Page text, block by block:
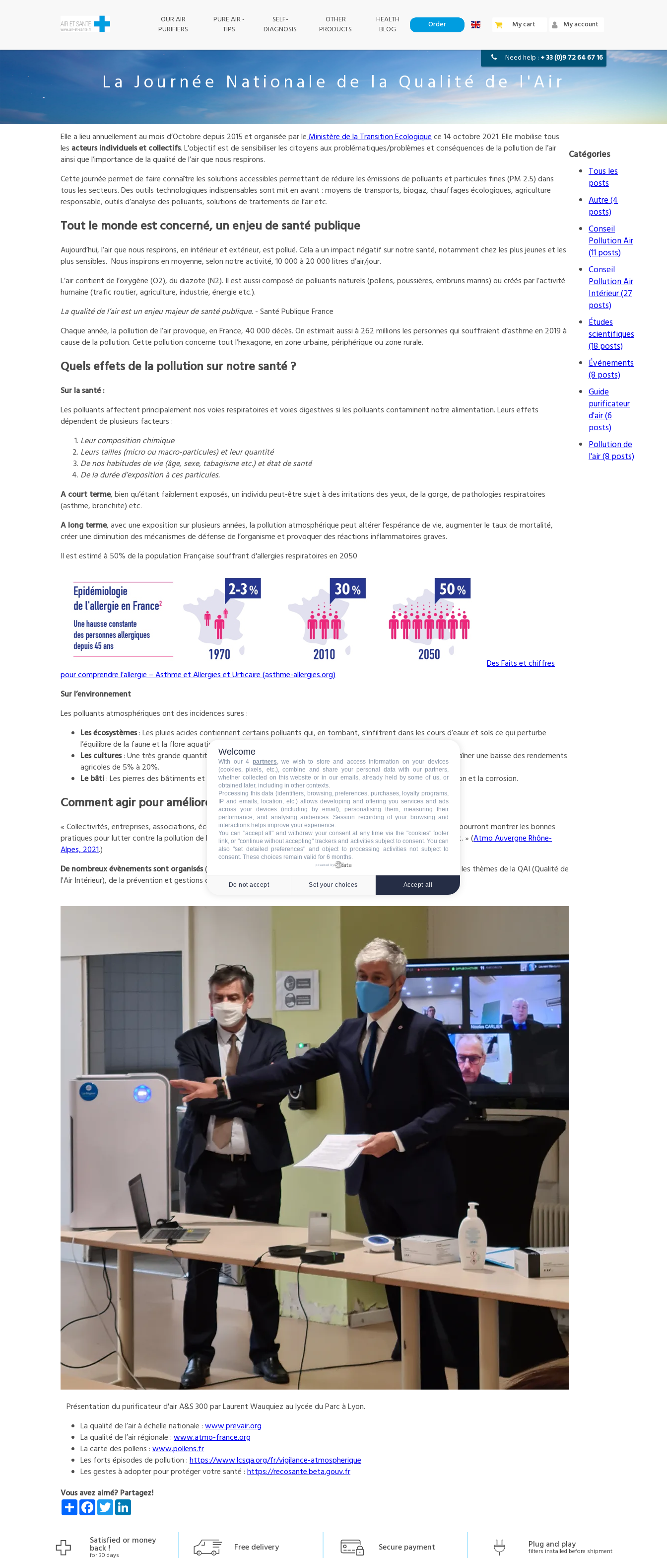
La Journée Nationale de la Qualité de l'Air
Elle a lieu annuellement au mois d’Octobre depuis 2015 et organisée par leMinistère de la Transition Ecologiquece 14 octobre 2021. Elle mobilise tous
les acteurs individuels et collectifs. L'objectif est de sensibiliser les citoyens aux problématiques/problèmes et conséquences de la pollution de l’air
ainsi que l’importance de la qualité de l’air que nous respirons.
Cette journée permet de faire connaître les solutions accessibles permettant de réduire les émissions de polluants et particules fines (PM 2.5) dans
tous les secteurs. Des outils technologiques indispensables sont mit en avant : moyens de transports, biogaz, chauffages écologiques, agriculture
responsable, outils d’analyse des polluants, solutions de traitements de l’air etc.
Tout le monde est concerné, un enjeu de santé publique
Aujourd’hui, l’air que nous respirons, en intérieur et extérieur, est pollué. Cela a un impact négatif sur notre santé, notamment chez les plus jeunes et les
plus sensibles. Nous inspirons en moyenne, selon notre activité, 10 000 à 20 000 litres d’air/jour.
L’air contient de l’oxygène (O2), du diazote (N2). Il est aussi composé de polluants naturels (pollens, poussières, embruns marins) ou créés par l’activité
humaine (trafic routier, agriculture, industrie, énergie etc.).
La qualité de l’air est un enjeu majeur de santé publique.- Santé Publique France
Chaque année, la pollution de l’air provoque, en France, 40 000 décès. On estimait aussi à 262 millions les personnes qui souffraient d’asthme en 2019 à
cause de la pollution. Cette pollution concerne tout l’hexagone, en zone urbaine, périphérique ou zone rurale.
Quels effets de la pollution sur notre santé ?
Sur la santé :
Les polluants affectent principalement nos voies respiratoires et voies digestives si les polluants contaminent notre alimentation. Leurs effets
dépendent de plusieurs facteurs :
Leur composition chimique
Leurs tailles (micro ou macro-particules) et leur quantité
De nos habitudes de vie (âge, sexe, tabagisme etc.) et état de santé
De la durée d’exposition à ces particules.
A court terme, bien qu’étant faiblement exposés, un individu peut-être sujet à des irritations des yeux, de la gorge, de pathologies respiratoires
(asthme, bronchite) etc.
A long terme, avec une exposition sur plusieurs années, la pollution atmosphérique peut altérer l’espérance de vie, augmenter le taux de mortalité,
créer une diminution des mécanismes de défense de l’organisme et provoquer des réactions inflammatoires graves.
Il est estimé à 50% de la population Française souffrant d'allergies respiratoires en 2050
Des Faits et chiffres
pour comprendre l’allergie – Asthme et Allergies et Urticaire (asthme-allergies.org)
Sur l’environnement
Les polluants atmosphériques ont des incidences sures :
Les écosystèmes: Les pluies acides contiennent certains polluants qui, en tombant, s’infiltrent dans les cours d’eaux et sols ce qui perturbe
l’équilibre de la faune et la flore aquatique.
Les cultures: Une très grande quantité d’ozone abîme les feuilles des arbres ou autres végétaux ce qui peut entraîner une baisse des rendements
agricoles de 5% à 20%.
Le bâti: Les pierres des bâtiments et monuments faits en pierre, ciment et verre noircissent à cause de l’oxydation et la corrosion.
Comment agir pour améliorer la qualité de l’air ?
« Collectivités, entreprises, associations, écoles, citoyens sont invités à organiser et à participer à des évènements qui pourront montrer les bonnes
pratiques pour lutter contre la pollution de l'air : conférences, portes-ouvertes, expositions, expérimentations, jeux, etc. » (Atmo Auvergne Rhône-
Alpes, 2021.)
De nombreux évènements sont organisés(webinars, conférences) pour comprendre et échanger avec des experts sur les thèmes de la QAI (Qualité de
l'Air Intérieur), de la prévention et gestions des émissions industrielles, de la qualité de l’air extérieur.
Présentation du purificateur d'air A&S 300 par Laurent Wauquiez au lycée du Parc à Lyon.
La qualité de l’air à échelle nationale :www.prevair.org
La qualité de l’air régionale :www.atmo-france.org
La carte des pollens :www.pollens.fr
Les forts épisodes de pollution :https://www.lcsqa.org/fr/vigilance-atmospherique
Les gestes à adopter pour protéger votre santé :https://recosante.beta.gouv.fr
Vous avez aimé? Partagez!
ShareFacebook
Twitter
Catégories
Tous les
posts
Autre (4
posts)
Conseil
Pollution Air
(11 posts)
Conseil
Pollution Air
Intérieur (27
posts)
Études
scientifiques
(18 posts)
Événements
(8 posts)
Guide
purificateur
d'air (6
posts)
Pollution de
l'air (8 posts)
OUR AIR
PURIFIERS
PURE AIR -
TIPS
SELF-
DIAGNOSIS
OTHER
PRODUCTS
HEALTH
BLOG
Order my cart my account
need help : + 33 (0)9 72 64 67 16
Satisfied or money
back !
for 30 days
Free delivery Secure payment Plug and play
filters installed before shipment
Welcome
With our 4 partners, we wish to store and access information on your devices
(cookies, pixels, etc.), combine and share your personal data with our partners,
whether collected on this website or in our emails, already held by some of us, or
obtained later, including in other contexts.
Processing this data (identifiers, browsing, preferences, purchases, loyalty programs,
IP and emails, location, etc.) allows developing and offering you services and ads
across your devices (including by email), personalising them, measuring their
performance, and analysing audiences. Session recording of your browsing and
interactions helps improve your experience.
You can "accept all" and withdraw your consent at any time via the "cookies" footer
link, or "continue without accepting" trackers and activities subject to consent. You can
also "set detailed preferences" and object to processing activities not subject to
consent. These choices remain valid for 6 months.
powered by
Do not accept Set your choices Accept all